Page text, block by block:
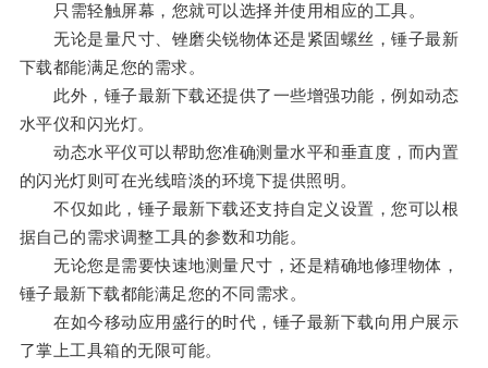
只需轻触屏幕，您就可以选择并使用相应的工具。
无论是量尺寸、锉磨尖锐物体还是紧固螺丝，锤子最新
下载都能满足您的需求。
此外，锤子最新下载还提供了一些增强功能，例如动态
水平仪和闪光灯。
动态水平仪可以帮助您准确测量水平和垂直度，而内置
的闪光灯则可在光线暗淡的环境下提供照明。
不仅如此，锤子最新下载还支持自定义设置，您可以根
据自己的需求调整工具的参数和功能。
无论您是需要快速地测量尺寸，还是精确地修理物体，
锤子最新下载都能满足您的不同需求。
在如今移动应用盛行的时代，锤子最新下载向用户展示
了掌上工具箱的无限可能。